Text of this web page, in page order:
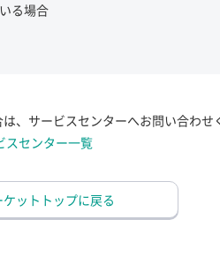
る場合
、サービスセンターへお問い合わせ
スセンター一覧
ットトップに戻る